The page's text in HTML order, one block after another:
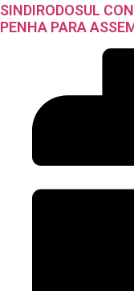
SINDIRODOSUL
PENHA PARA